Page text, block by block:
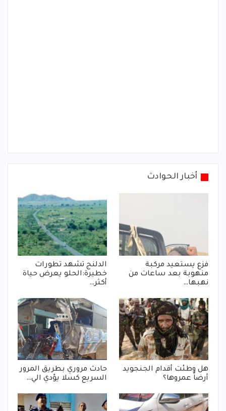
أخبار الحوادث
فزع يستعيد مركبة
منهوبة بعد ساعات من
نهبها…
الدلنج تشهد تطورات
خطيرة:الحلو يعرض حياة
أكثر…
هل وطئت أقدام الجنجويد
أرضاً عمروها؟
حادث مروري بطريق المرور
السريع كسلا يؤدي الي…